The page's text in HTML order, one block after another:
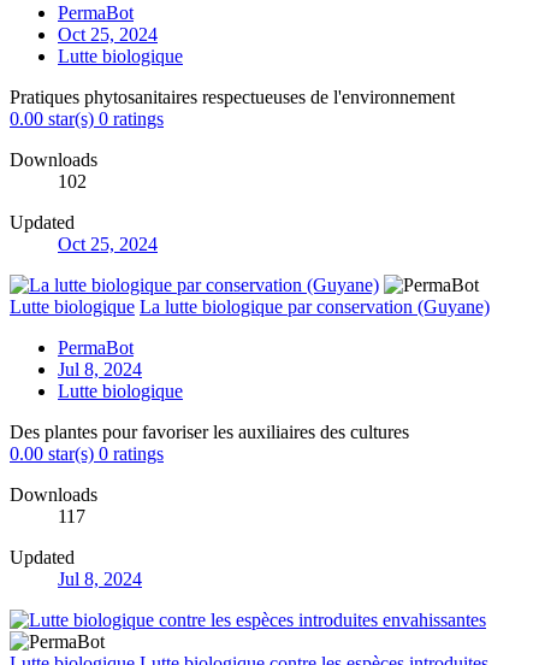
PermaBot
Oct 25, 2024
Lutte biologique
Pratiques phytosanitaires respectueuses de l'environnement
0.00 star(s) 0 ratings
Downloads
102
Updated
Oct 25, 2024
Lutte biologique La lutte biologique par conservation (Guyane)
PermaBot
Jul 8, 2024
Lutte biologique
Des plantes pour favoriser les auxiliaires des cultures
0.00 star(s) 0 ratings
Downloads
117
Updated
Jul 8, 2024